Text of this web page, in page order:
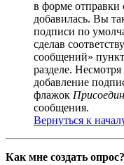
в форме
добавилась. Вы
подписи по
сделав
сообщений»
разделе.
добавление
флажок
сообщения.
Вернуться к
Как мне создать опрос?